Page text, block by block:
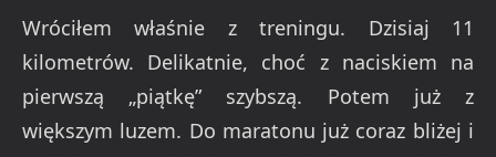
Wróciłem właśnie z treningu. Dzisiaj 11
kilometrów. Delikatnie, choć z naciskiem na
pierwszą „piątkę” szybszą. Potem już z
większym luzem. Do maratonu już coraz bliżej i